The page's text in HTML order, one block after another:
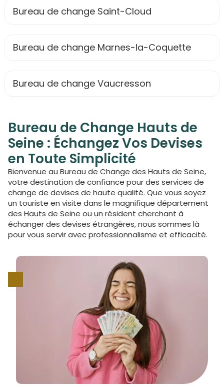
Bureau de change Saint-Cloud
Bureau de change Marnes-la-Coquette
Bureau de change Vaucresson
Bureau de Change Hauts de
Seine : Échangez Vos Devises
en Toute Simplicité
Bienvenue au Bureau de Change des Hauts de Seine,
votre destination de confiance pour des services de
change de devises de haute qualité. Que vous soyez
un touriste en visite dans le magnifique département
des Hauts de Seine ou un résident cherchant à
échanger des devises étrangères, nous sommes là
pour vous servir avec professionnalisme et efficacité.